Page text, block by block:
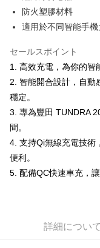
台新國際商業銀行
台湾楽天クレジットカ
Google Pay
Plus Pay
ATM払い
配送方法
全家取貨付款
線上付款後全家取貨
配送毎にNT$60、
線上付款後7-11取貨
防火塑膠材料
適用於不同智能手機
セールスポイント
1. 高效充電，為你的智
2. 智能開合設計，自動
穩定。
3. 專為豐田 TUNDRA
間。
4. 支持Qi無線充電技術
便利。
5. 配備QC快速車充，
詳細について